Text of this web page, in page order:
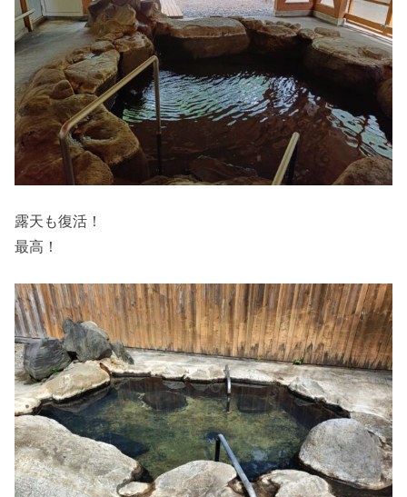
露天も復活！
最高！